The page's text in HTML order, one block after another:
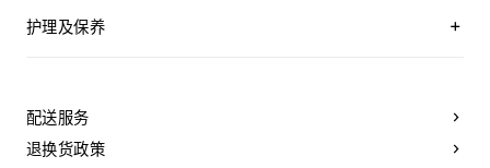
护理及保养
-请使用湿布和温和肥皂水清洁太阳眼镜，然后以干净柔软的布
擦干。
- 请勿使用溶剂（例如酒精、丙酮等）或刺激性清洁剂，以免损
配送服务
退换货政策